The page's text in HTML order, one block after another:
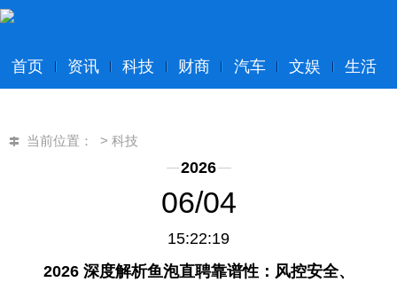
首页 资讯 科技 财商 汽车 文娱 生活
当前位置： > 科技
2026
06/04
15:22:19
2026 深度解析鱼泡直聘靠谱性：风控安全、